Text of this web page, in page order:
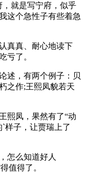
就是写宁府，似乎
这个急性子有些着急
真真、耐心地读下
亏了。
述，有两个例子：贝
之作;王熙凤貌若天
熙凤，果然有了“动
样子，让贾瑞上了
怎么知道好人
值得了。